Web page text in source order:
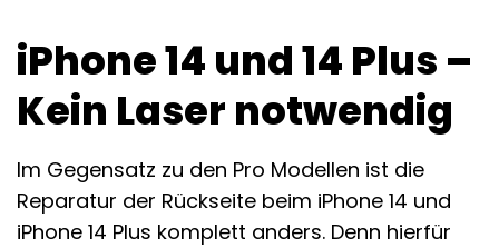
iPhone 14 und 14 Plus –
Kein Laser notwendig
Im Gegensatz zu den Pro Modellen ist die
Reparatur der Rückseite beim iPhone 14 und
iPhone 14 Plus komplett anders. Denn hierfür